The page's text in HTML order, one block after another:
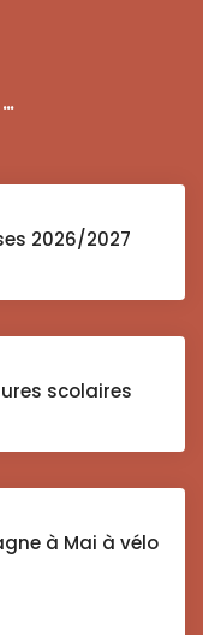
2026/2027
scolaires
à Mai à vélo